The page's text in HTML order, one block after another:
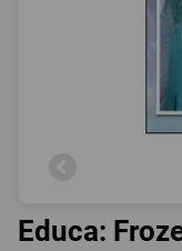
Educa: